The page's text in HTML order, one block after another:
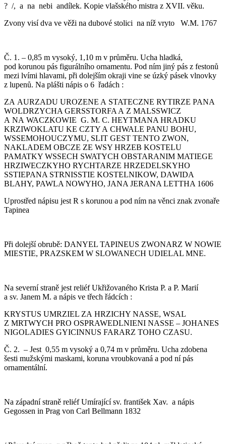
? /, a na nebi andílek. Kopie vlašského mistra z XVII. věku.
Zvony visí dva ve věži na dubové stolici na níž vryto W.M. 1767
Č. 1. – 0,85 m vysoký, 1,10 m v průměru. Ucha hladká,
pod korunou pás figurálního ornamentu. Pod ním jiný pás z festonů
mezi lvími hlavami, při dolejším okraji vine se úzký pásek vlnovky
z lupenů. Na plášti nápis o 6 řadách :
ZA AURZADU UROZENE A STATECZNE RYTIRZE PANA
WOLDRZYCHA GERSSTORFA A Z MALSSWICZ
A NA WACZKOWIE G. M. C. HEYTMANA HRADKU
KRZIWOKLATU KE CZTY A CHWALE PANU BOHU,
WSSEMOHOUCZYMU, SLIT GEST TENTO ZWON,
NAKLADEM OBCZE ZE WSY HRZEB KOSTELU
PAMATKY WSSECH SWATYCH OBSTARANIM MATIEGE
HRZIWECZKYHO RYCHTARZE HRZEDELSKYHO
SSTIEPANA STRNISSTIE KOSTELNIKOW, DAWIDA
BLAHY, PAWLA NOWYHO, JANA JERANA LETTHA 1606
Uprostřed nápisu jest R s korunou a pod ním na věnci znak zvonaře
Tapinea
Při dolejší obrubě: DANYEL TAPINEUS ZWONARZ W NOWIE
MIESTIE, PRAZSKEM W SLOWANECH UDIELAL MNE.
Na severní straně jest reliéf Ukřižovaného Krista P. a P. Marií
a sv. Janem M. a nápis ve třech řádcích :
KRYSTUS UMRZIEL ZA HRZICHY NASSE, WSAL
Z MRTWYCH PRO OSPRAWEDLNIENI NASSE – JOHANES
NIGOLADIES GYICINNUS FARARZ TOHO CZASU.
Č. 2. – Jest 0,55 m vysoký a 0,74 m v průměru. Ucha zdobena
šesti mužskými maskami, koruna vroubkovaná a pod ní pás
ornamentální.
Na západní straně reliéf Umírající sv. františek Xav. a nápis
Gegossen in Prag von Carl Bellmann 1832